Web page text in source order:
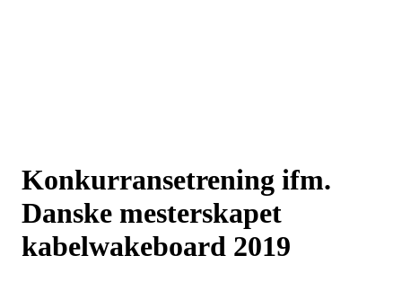
Konkurransetrening ifm.
Danske mesterskapet
kabelwakeboard 2019